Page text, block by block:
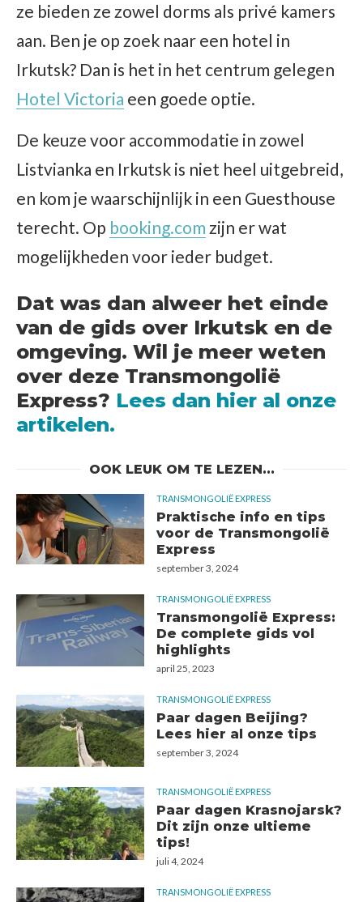
ze bieden ze zowel dorms als privé kamers
aan. Ben je op zoek naar een hotel in
Irkutsk? Dan is het in het centrum gelegen
Hotel Victoria een goede optie.
De keuze voor accommodatie in zowel
Listvianka en Irkutsk is niet heel uitgebreid,
en kom je waarschijnlijk in een Guesthouse
terecht. Op booking.com zijn er wat
mogelijkheden voor ieder budget.
Dat was dan alweer het einde
van de gids over Irkutsk en de
omgeving. Wil je meer weten
over deze Transmongolië
Express? Lees dan hier al onze
artikelen.
OOK LEUK OM TE LEZEN...
TRANSMONGOLIË EXPRESS
Praktische info en tips
voor de Transmongolië
Express
september 3, 2024
TRANSMONGOLIË EXPRESS
Transmongolië Express:
De complete gids vol
highlights
april 25, 2023
TRANSMONGOLIË EXPRESS
Paar dagen Beijing?
Lees hier al onze tips
september 3, 2024
TRANSMONGOLIË EXPRESS
Paar dagen Krasnojarsk?
Dit zijn onze ultieme
tips!
juli 4, 2024
TRANSMONGOLIË EXPRESS